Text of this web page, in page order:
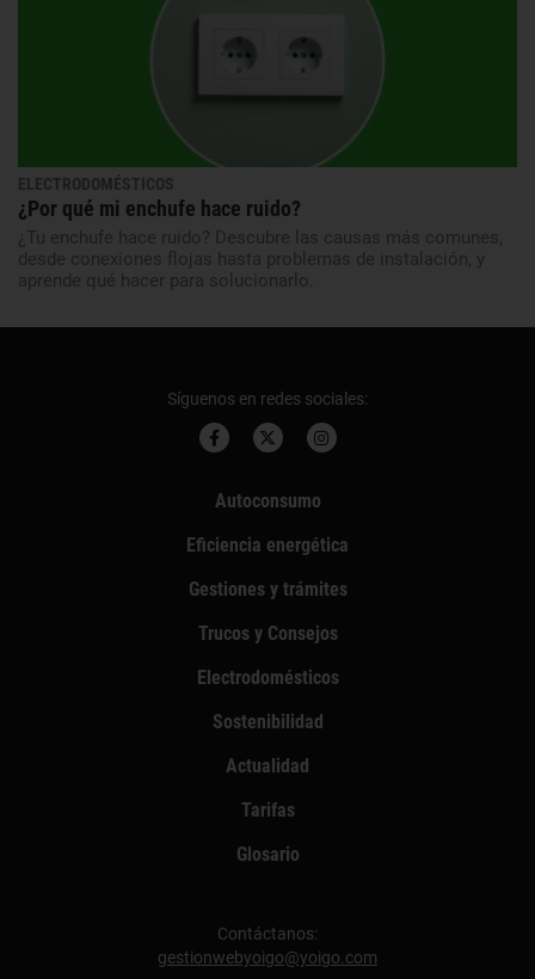
ELECTRODOMÉSTICOS
¿Por qué mi enchufe hace ruido?
¿Tu enchufe hace ruido? Descubre las causas más comunes,
desde conexiones flojas hasta problemas de instalación, y
aprende qué hacer para solucionarlo.
Síguenos en redes sociales:
Autoconsumo
Eficiencia energética
Gestiones y trámites
Trucos y Consejos
Electrodomésticos
Sostenibilidad
Actualidad
Tarifas
Glosario
Contáctanos:
gestionwebyoigo@yoigo.com